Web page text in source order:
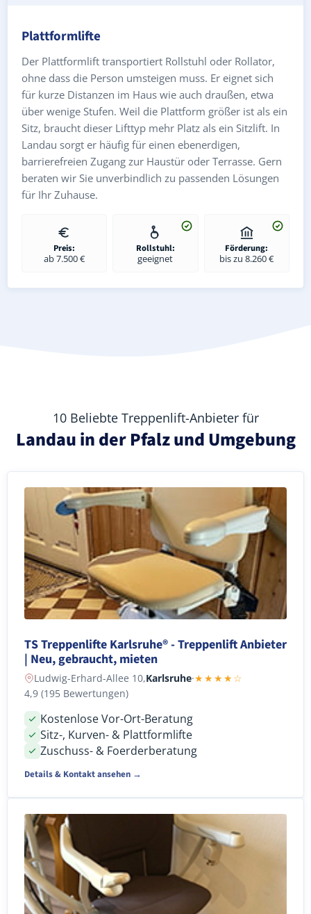
Plattformlifte
Der Plattformlift transportiert Rollstuhl oder Rollator,
ohne dass die Person umsteigen muss. Er eignet sich
für kurze Distanzen im Haus wie auch draußen, etwa
über wenige Stufen. Weil die Plattform größer ist als ein
Sitz, braucht dieser Lifttyp mehr Platz als ein Sitzlift. In
Landau sorgt er häufig für einen ebenerdigen,
barrierefreien Zugang zur Haustür oder Terrasse. Gern
beraten wir Sie unverbindlich zu passenden Lösungen
für Ihr Zuhause.
Preis:
ab 7.500 €
Rollstuhl:
geeignet
Förderung:
bis zu 8.260 €
10 Beliebte Treppenlift-Anbieter für
Landau in der Pfalz und Umgebung
TS Treppenlifte Karlsruhe® - Treppenlift Anbieter
| Neu, gebraucht, mieten
Ludwig-Erhard-Allee 10,Karlsruhe·★★★★☆
4,9 (195 Bewertungen)
Kostenlose Vor-Ort-Beratung
Sitz-, Kurven- & Plattformlifte
Zuschuss- & Foerderberatung
Details & Kontakt ansehen →